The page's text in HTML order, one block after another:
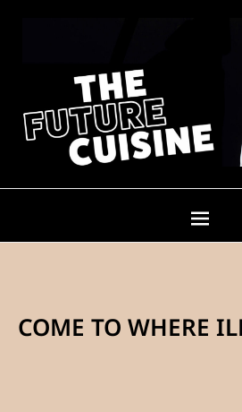
COME TO WHERE